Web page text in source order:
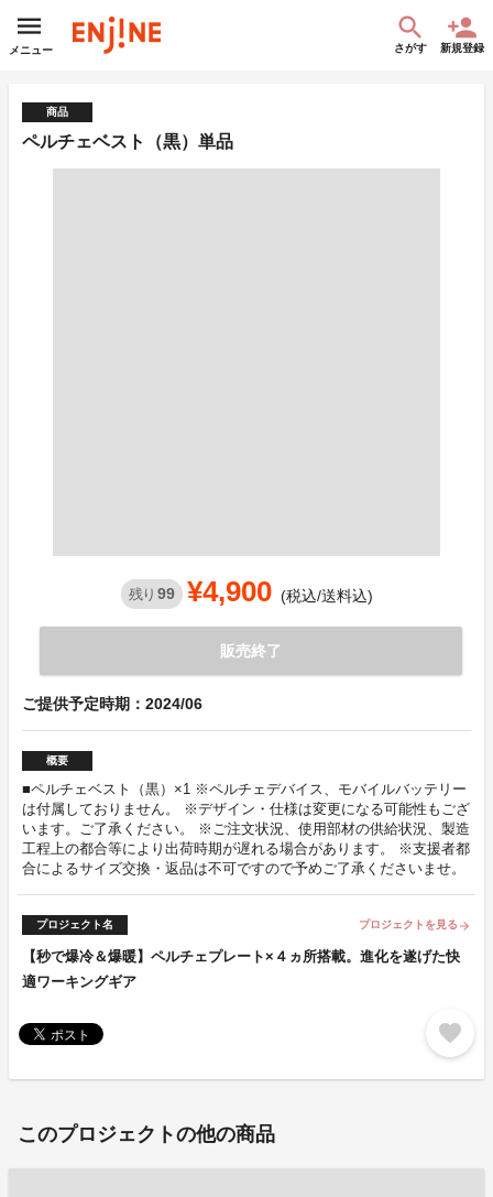
メニュー さがす 新規登録
商品
ペルチェベスト（黒）単品
残り 99 ¥4,900 (税込/送料込)
販売終了
ご提供予定時期：2024/06
概要
■ペルチェベスト（黒）×1 ※ペルチェデバイス、モバイルバッテリー
は付属しておりません。 ※デザイン・仕様は変更になる可能性もござ
います。ご了承ください。 ※ご注文状況、使用部材の供給状況、製造
工程上の都合等により出荷時期が遅れる場合があります。 ※支援者都
合によるサイズ交換・返品は不可ですので予めご了承くださいませ。
プロジェクト名 プロジェクトを見る arrow_forward
【秒で爆冷＆爆暖】ペルチェプレート×４ヵ所搭載。進化を遂げた快
適ワーキングギア
favorite
このプロジェクトの他の商品